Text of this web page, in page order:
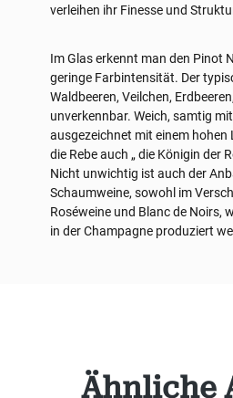
Produktgalerie überspringen
Ähnliche
verleihen ihr Finesse und
Im Glas erkennt man den Pinot
geringe Farbintensität. Der
Waldbeeren, Veilchen,
unverkennbar. Weich, samtig
ausgezeichnet mit einem hohen
die Rebe auch „ die Königin der
Nicht unwichtig ist auch der
Schaumweine, sowohl im
Roséweine und Blanc de Noirs,
in der Champagne produziert